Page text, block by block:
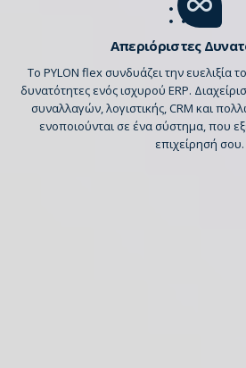
Απεριόριστες
Το PYLON flex συνδυάζει την ευελιξία
δυνατότητες ενός ισχυρού ERP.
συναλλαγών, λογιστικής, CRM και
ενοποιούνται σε ένα σύστημα, που
επιχείρησή σου.